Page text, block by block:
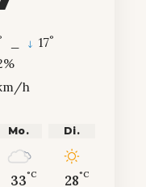
17°
h
Mo.
33°C
Di.
28°C